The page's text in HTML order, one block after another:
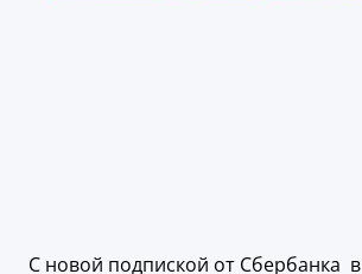
С новой подпиской от Сбербанка